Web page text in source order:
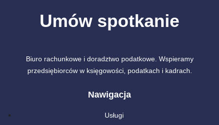
Umów spotkanie
Biuro rachunkowe i doradztwo podatkowe. Wspieramy
przedsiębiorców w księgowości, podatkach i kadrach.
Nawigacja
Usługi